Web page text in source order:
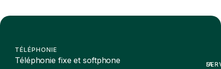
TÉLÉPHONIE
Téléphonie fixe et softphone IA